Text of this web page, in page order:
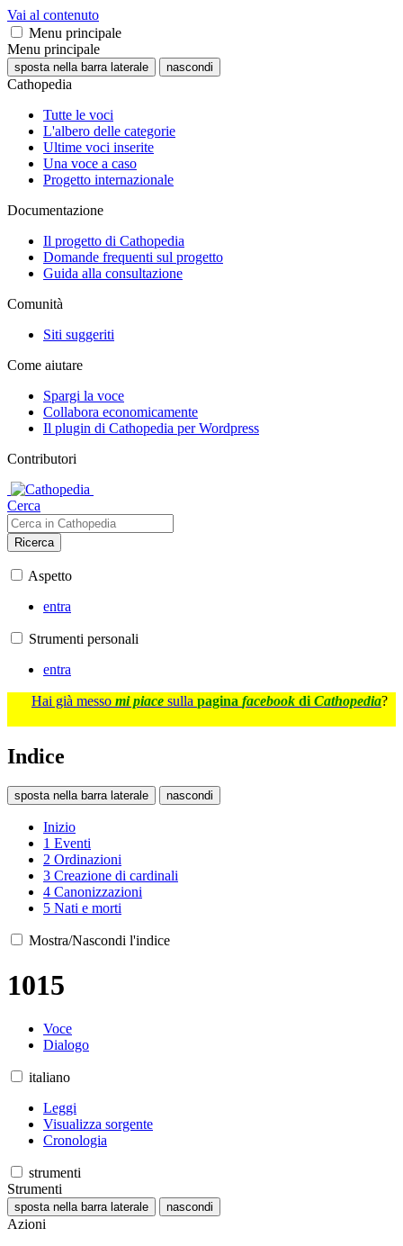
Vai al contenuto
Menu principale
Menu principale
sposta nella barra laterale nascondi
Cathopedia
Tutte le voci
L'albero delle categorie
Ultime voci inserite
Una voce a caso
Progetto internazionale
Documentazione
Il progetto di Cathopedia
Domande frequenti sul progetto
Guida alla consultazione
Comunità
Siti suggeriti
Come aiutare
Spargi la voce
Collabora economicamente
Il plugin di Cathopedia per Wordpress
Contributori
Cerca
Ricerca
Aspetto
entra
Strumenti personali
entra
Hai già messo mi piace sulla pagina facebook di Cathopedia?
Indice
sposta nella barra laterale nascondi
Inizio
1 Eventi
2 Ordinazioni
3 Creazione di cardinali
4 Canonizzazioni
5 Nati e morti
Mostra/Nascondi l'indice
1015
Voce
Dialogo
italiano
Leggi
Visualizza sorgente
Cronologia
strumenti
Strumenti
sposta nella barra laterale nascondi
Azioni